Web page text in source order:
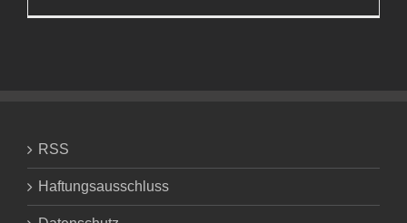
RSS
Haftungsausschluss